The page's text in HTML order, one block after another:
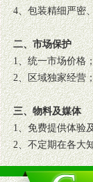
4、包装精细严密
二、市场保护
1、统一市场价格
2、区域独家经营
三、物料及媒体
1、免费提供体验
2、不定期在各大
3、根据地方实际